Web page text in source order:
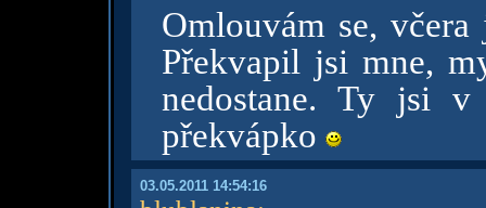
Omlouvám se,
Překvapil jsi mne,
nedostane. Ty jsi v
překvápko
03.05.2011 14:54:16